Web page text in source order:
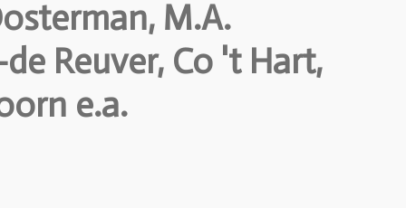
M.A.
Reuver, Co 't Hart,
e.a.